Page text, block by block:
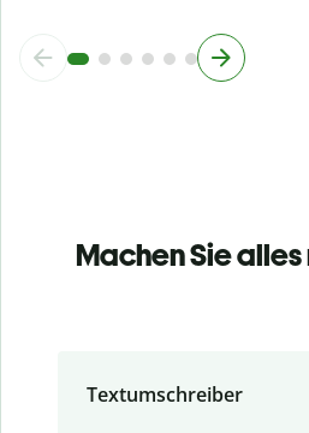
Machen Sie
Textumschreiber